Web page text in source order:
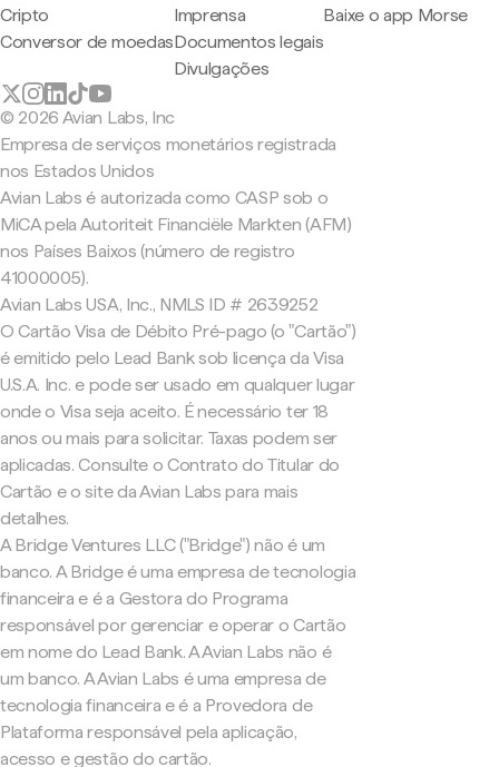
Cripto
Conversor de moedas
Imprensa
Documentos legais
Divulgações
Baixe o app Morse
© 2026 Avian Labs, Inc
Empresa de serviços monetários registrada
nos Estados Unidos
Avian Labs é autorizada como CASP sob o
MiCA pela Autoriteit Financiële Markten (AFM)
nos Países Baixos (número de registro
41000005).
Avian Labs USA, Inc., NMLS ID # 2639252
O Cartão Visa de Débito Pré-pago (o "Cartão")
é emitido pelo Lead Bank sob licença da Visa
U.S.A. Inc. e pode ser usado em qualquer lugar
onde o Visa seja aceito. É necessário ter 18
anos ou mais para solicitar. Taxas podem ser
aplicadas. Consulte o Contrato do Titular do
Cartão e o site da Avian Labs para mais
detalhes.
A Bridge Ventures LLC ("Bridge") não é um
banco. A Bridge é uma empresa de tecnologia
financeira e é a Gestora do Programa
responsável por gerenciar e operar o Cartão
em nome do Lead Bank. A Avian Labs não é
um banco. A Avian Labs é uma empresa de
tecnologia financeira e é a Provedora de
Plataforma responsável pela aplicação,
acesso e gestão do cartão.